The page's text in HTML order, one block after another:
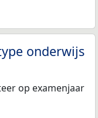
onderwijs
op examenjaar